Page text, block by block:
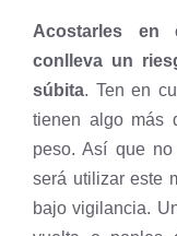
Acostarles en
conlleva un
súbita. Ten en
tienen algo más
peso. Así que
será utilizar este
bajo vigilancia.